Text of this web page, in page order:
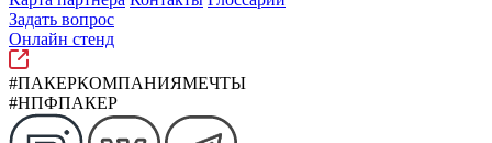
Задать вопрос
Онлайн стенд
#ПАКЕРКОМПАНИЯМЕЧТЫ
#НПФПАКЕР